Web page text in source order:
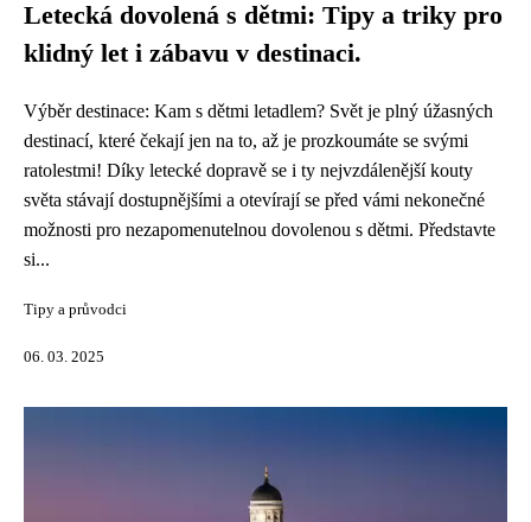
Letecká dovolená s dětmi: Tipy a triky pro
klidný let i zábavu v destinaci.
Výběr destinace: Kam s dětmi letadlem? Svět je plný úžasných
destinací, které čekají jen na to, až je prozkoumáte se svými
ratolestmi! Díky letecké dopravě se i ty nejvzdálenější kouty
světa stávají dostupnějšími a otevírají se před vámi nekonečné
možnosti pro nezapomenutelnou dovolenou s dětmi. Představte
si...
Tipy a průvodci
06. 03. 2025